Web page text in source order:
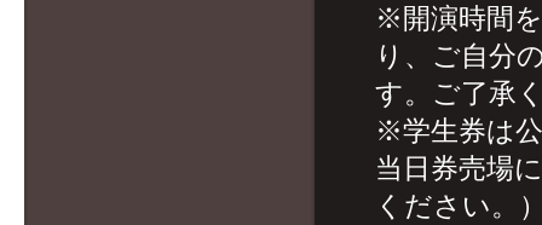
※開演時間
り、ご自分
す。ご了承
※学生券は
当日券売場
ください。